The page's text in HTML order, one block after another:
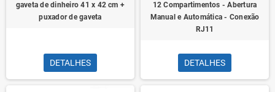
gaveta de dinheiro 41 x 42 cm +
puxador de gaveta
DETALHES
12 Compartimentos - Abertura
Manual e Automática - Conexão
RJ11
DETALHES